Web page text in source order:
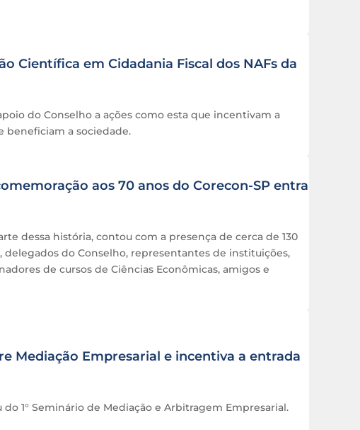
Científica em Cidadania Fiscal dos NAFs da
do Conselho a ações como esta que incentivam a
beneficiam a sociedade.
aos 70 anos do Corecon-SP entra
dessa história, contou com a presença de cerca de 130
do Conselho, representantes de instituições,
de cursos de Ciências Econômicas, amigos e
Mediação Empresarial e incentiva a entrada
1° Seminário de Mediação e Arbitragem Empresarial.